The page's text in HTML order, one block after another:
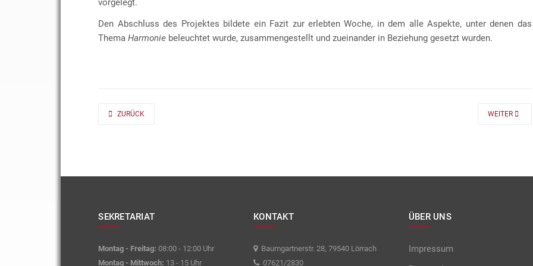
Den Abschluss des Projektes bildete ein Fazit zur erlebten Woche, in dem alle Aspekte, unter denen das
ThemaHarmonie beleuchtet wurde, zusammengestellt und zueinander in Beziehung gesetzt wurden.
PREVIOUS ARTICLE: AD FONTES 2019/20 „MASS“ FÜR DIE KLASSEN 7 UND 8
ZURÜCK NEXT
WEITER
SEKRETARIAT
Montag - Freitag: 08:00 - 12:00 Uhr
Montag - Mittwoch: 13 - 15 Uhr
KONTAKT
Baumgartnerstr. 28, 79540 Lörrach
07621/2830
ÜBER UNS
Impressum